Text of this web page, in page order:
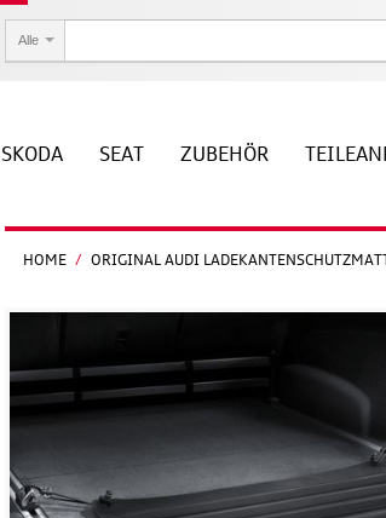
Alle
SKODA SEAT ZUBEHÖR
HOME / ORIGINAL AUDI